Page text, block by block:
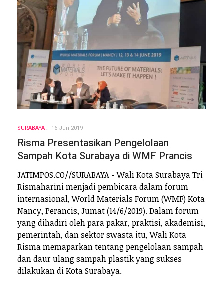
SURABAYA 16 Jun 2019
Risma Presentasikan Pengelolaan
Sampah Kota Surabaya di WMF Prancis
JATIMPOS.CO//SURABAYA - Wali Kota Surabaya Tri
Rismaharini menjadi pembicara dalam forum
internasional, World Materials Forum (WMF) Kota
Nancy, Perancis, Jumat (14/6/2019). Dalam forum
yang dihadiri oleh para pakar, praktisi, akademisi,
pemerintah, dan sektor swasta itu, Wali Kota
Risma memaparkan tentang pengelolaan sampah
dan daur ulang sampah plastik yang sukses
dilakukan di Kota Surabaya.